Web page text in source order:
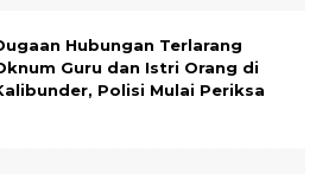
Hubungan Terlarang
Guru dan Istri Orang di
Polisi Mulai Periksa